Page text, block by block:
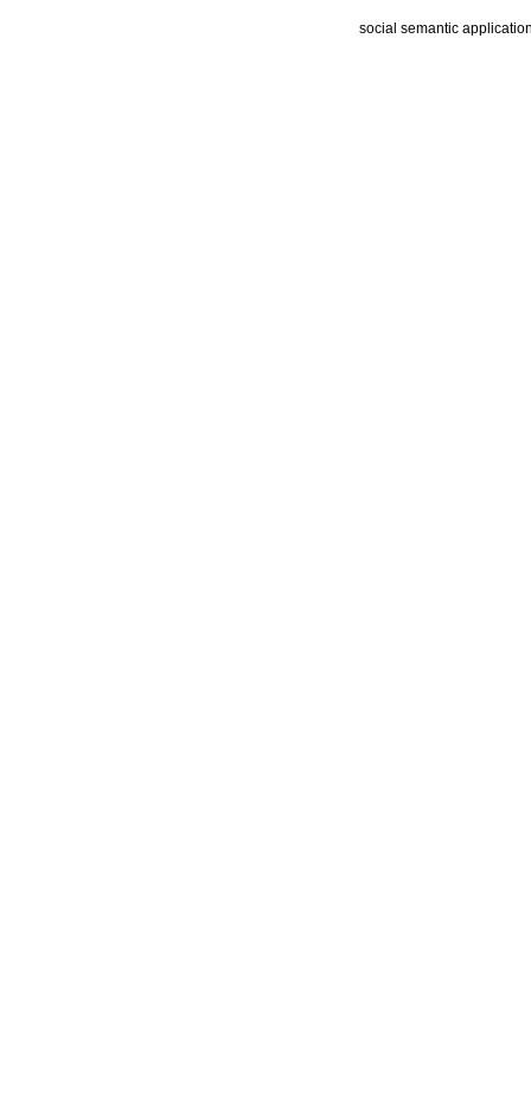
social semantic